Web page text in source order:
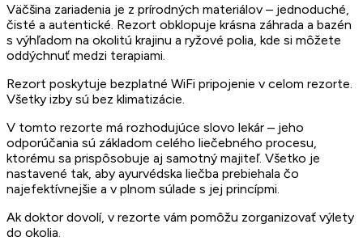
Väčšina zariadenia je z prírodných materiálov – jednoduché,
čisté a autentické. Rezort obklopuje krásna záhrada a bazén
s výhľadom na okolitú krajinu a ryžové polia, kde si môžete
oddýchnuť medzi terapiami.
Rezort poskytuje bezplatné WiFi pripojenie v celom rezorte.
Všetky izby sú bez klimatizácie.
V tomto rezorte má rozhodujúce slovo lekár – jeho
odporúčania sú základom celého liečebného procesu,
ktorému sa prispôsobuje aj samotný majiteľ. Všetko je
nastavené tak, aby ayurvédska liečba prebiehala čo
najefektívnejšie a v plnom súlade s jej princípmi.
Ak doktor dovolí, v rezorte vám pomôžu zorganizovať výlety
do okolia.